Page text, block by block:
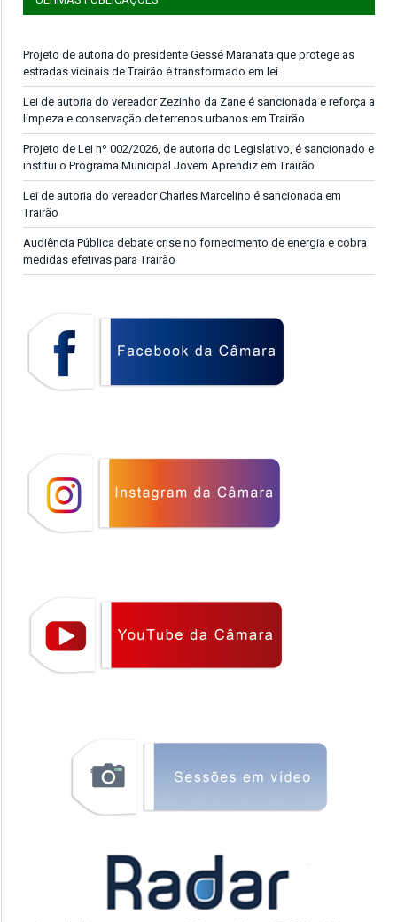
Projeto de autoria do presidente Gessé Maranata que protege as
estradas vicinais de Trairão é transformado em lei
Lei de autoria do vereador Zezinho da Zane é sancionada e reforça a
limpeza e conservação de terrenos urbanos em Trairão
Projeto de Lei nº 002/2026, de autoria do Legislativo, é sancionado e
institui o Programa Municipal Jovem Aprendiz em Trairão
Lei de autoria do vereador Charles Marcelino é sancionada em
Trairão
Audiência Pública debate crise no fornecimento de energia e cobra
medidas efetivas para Trairão